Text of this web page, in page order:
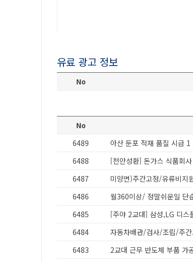
유료 광고 정보
No
No
6489
아산 둔포 적재 품질 시급
6488
6487
미양면)주간고정/유류비지
6486
6485
[주야 2교대] 삼성,LG 디스
6484
자동차배관/검사/조립/주
6483
2교대 근무 반도체 부품 가